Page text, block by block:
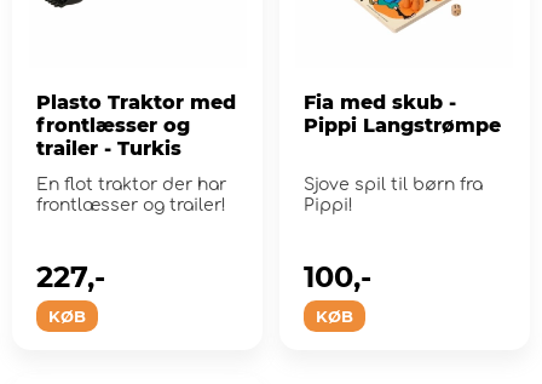
Plasto Traktor med
frontlæsser og
trailer - Turkis
En flot traktor der har
frontlæsser og trailer!
KØB
227,-
Fia med skub -
Pippi Langstrømpe
Sjove spil til børn fra
Pippi!
KØB
100,-